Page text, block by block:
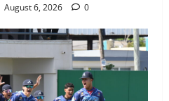
August 6, 2026 0